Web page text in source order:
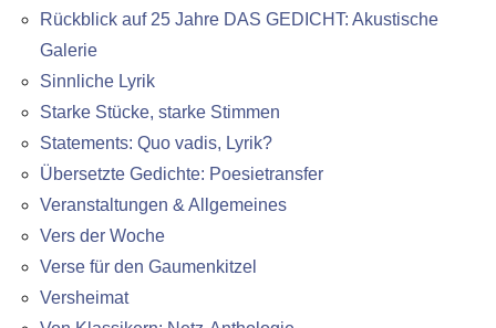
Rückblick auf 25 Jahre DAS GEDICHT: Akustische
Galerie
Sinnliche Lyrik
Starke Stücke, starke Stimmen
Statements: Quo vadis, Lyrik?
Übersetzte Gedichte: Poesietransfer
Veranstaltungen & Allgemeines
Vers der Woche
Verse für den Gaumenkitzel
Versheimat